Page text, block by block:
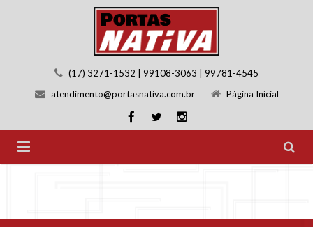
(17) 3271-1532 | 99108-3063 | 99781-4545
atendimento@portasnativa.com.br
Página Inicial